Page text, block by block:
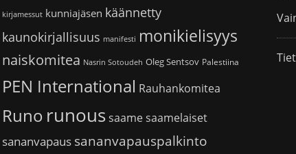
kirjamessut kunniajäsen käännetty
kaunokirjallisuus manifesti monikielisyys
naiskomitea Nasrin Sotoudeh Oleg Sentsov Palestiina
PEN International Rauhankomitea
Runo runoussaamesaamelaiset
sananvapaus sananvapauspalkinto